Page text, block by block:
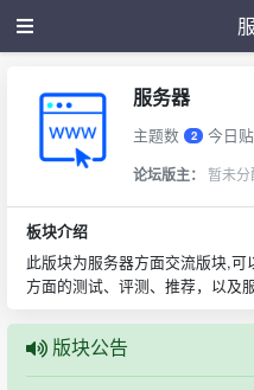
服务器
主题数 2 今日
论坛版主： 暂未分
板块介绍
此版块为服务器方面交流版块,
方面的测试、评测、推荐，以及
版块公告